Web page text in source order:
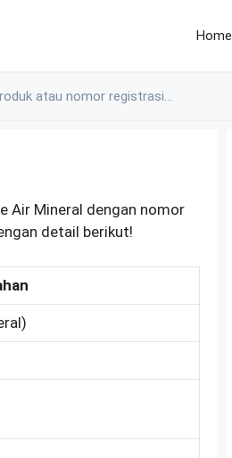
Home
Air Mineral dengan nomor
detail berikut!